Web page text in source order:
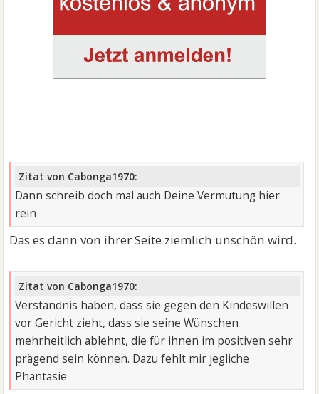
Zitat von Cabonga1970:
Dann schreib doch mal auch Deine Vermutung hier
rein
Das es dann von ihrer Seite ziemlich unschön wird.
Zitat von Cabonga1970:
Verständnis haben, dass sie gegen den Kindeswillen
vor Gericht zieht, dass sie seine Wünschen
mehrheitlich ablehnt, die für ihnen im positiven sehr
prägend sein können. Dazu fehlt mir jegliche
Phantasie